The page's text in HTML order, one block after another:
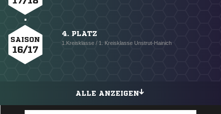
SAISON
16/17
4. PLATZ
1.Kreisklasse / 1. Kreisklasse Unstrut-Hainich
ALLE ANZEIGEN